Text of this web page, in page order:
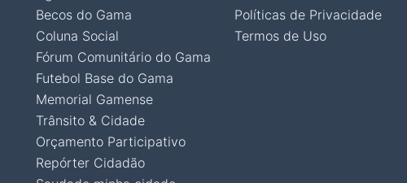
Becos do Gama
Coluna Social
Fórum Comunitário do Gama
Futebol Base do Gama
Memorial Gamense
Trânsito & Cidade
Orçamento Participativo
Repórter Cidadão
Políticas de Privacidade
Termos de Uso